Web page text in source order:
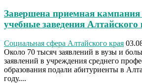
Завершена приемная
учебные заведения Алтайского
Социальная сфера Алтайского края
Около 70 тысяч заявлений в вузы и
заявлений в учреждения среднего
образования подали абитуриенты в
году....